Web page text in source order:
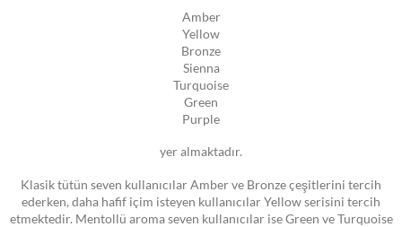
Amber
Yellow
Bronze
Sienna
Turquoise
Green
Purple
yer almaktadır.
Klasik tütün seven kullanıcılar Amber ve Bronze çeşitlerini tercih
ederken, daha hafif içim isteyen kullanıcılar Yellow serisini tercih
etmektedir. Mentollü aroma seven kullanıcılar ise Green ve Turquoise